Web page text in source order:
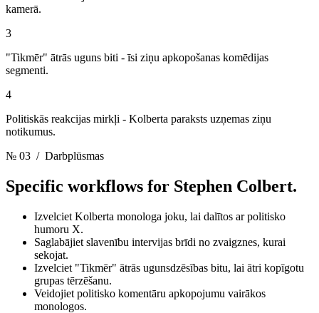
kamerā.
3
"Tikmēr" ātrās uguns biti - īsi ziņu apkopošanas komēdijas
segmenti.
4
Politiskās reakcijas mirkļi - Kolberta paraksts uzņemas ziņu
notikumus.
№ 03 / Darbplūsmas
Specific workflows for Stephen Colbert.
Izvelciet Kolberta monologa joku, lai dalītos ar politisko
humoru X.
Saglabājiet slavenību intervijas brīdi no zvaigznes, kurai
sekojat.
Izvelciet "Tikmēr" ātrās ugunsdzēsības bitu, lai ātri kopīgotu
grupas tērzēšanu.
Veidojiet politisko komentāru apkopojumu vairākos
monologos.